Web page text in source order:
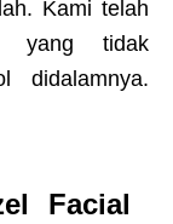
Kami telah
yang tidak
didalamnya.
Facial